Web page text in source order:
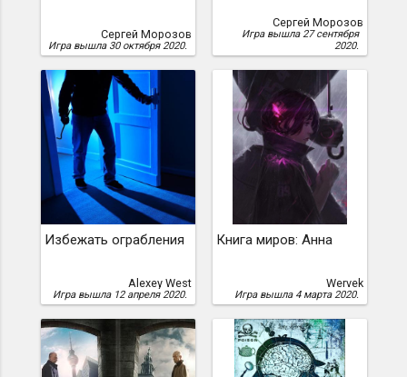
Сергей Морозов
Игра вышла 30 октября 2020.
Сергей Морозов
Игра вышла 27 сентября
2020.
Избежать ограбления
Alexey West
Игра вышла 12 апреля 2020.
Книга миров: Анна
Wervek
Игра вышла 4 марта 2020.